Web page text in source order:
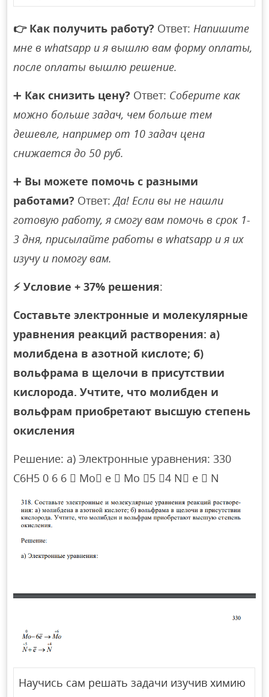
👉 Как получить работу? Ответ:Напишите
мне в whatsapp и я вышлю вам форму оплаты,
после оплаты вышлю решение.
➕ Как снизить цену? Ответ: Соберите как
можно больше задач, чем больше тем
дешевле, например от 10 задач цена
снижается до 50 руб.
➕ Вы можете помочь с разными
работами? Ответ:Да! Если вы не нашли
готовую работу, я смогу вам помочь в срок 1-
3 дня, присылайте работы в whatsapp и я их
изучу и помогу вам.
⚡ Условие + 37% решения:
Составьте электронные и молекулярные
уравнения реакций растворения: а)
молибдена в азотной кислоте; б)
вольфрама в щелочи в присутствии
кислорода. Учтите, что молибден и
вольфрам приобретают высшую степень
окисления
Решение: а) Электронные уравнения: 330
C6H5 0 6 6  Mo e  Mo 5 4 N e  N
Научись сам решать задачи изучив химию